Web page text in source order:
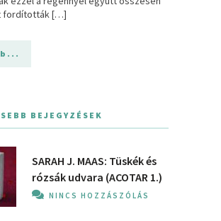
fordították […]
BEJEGYZÉSEK
SARAH J. MAAS: Tüskék és
rózsák udvara (ACOTAR 1.)
NINCS HOZZÁSZÓLÁS